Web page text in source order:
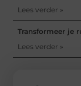
Lees verder »
Transformeer je
Lees verder »